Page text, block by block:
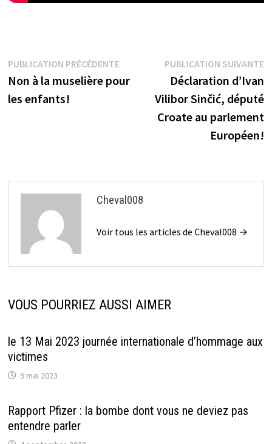
Navigation
de
PUBLICATION PRÉCÉDENTEPublication
précédente :
Non à la muselière pour
les enfants!
PUBLICATION SUIVANTE
Déclaration d’Ivan
Vilibor Sinčić, député
Croate au parlement
Européen!
Cheval008
Voir tous les articles de Cheval008 →
VOUS POURRIEZ AUSSI AIMER
le 13 Mai 2023 journée internationale d’hommage aux
victimes
9 mai 2023
Rapport Pfizer : la bombe dont vous ne deviez pas
entendre parler